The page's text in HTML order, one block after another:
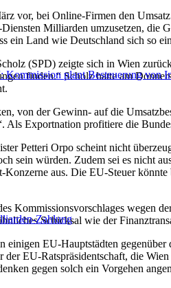
vor, bei Online-Firmen den
Milliarden umzusetzen, die
ein Land wie Deutschland sich so
Kommission plant Besteuerung von
(SPD) zeigte sich in Wien
finden.“ Scholz hatte am
von der Gewinn- auf die
Als Exportnation profitiere die
Petteri Orpo scheint nicht
sein würden. Zudem sei es nicht
aus. Die EU-Steuer
Zahlung
Kommissionsvorschlages wegen
Schicksal wie der
einigen EU-Hauptstädten
der EU-Ratspräsidentschaft, die
gegen solch ein Vorgehen